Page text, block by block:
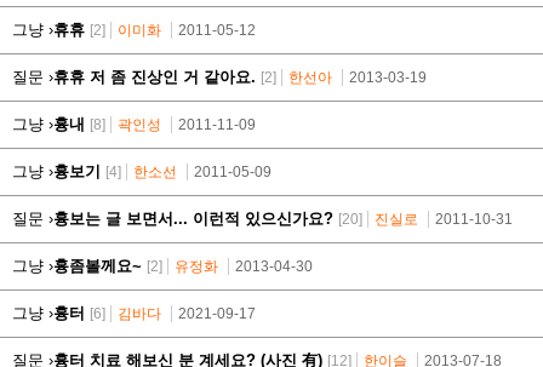
그냥 ›휴휴 [2] 이미화 2011-05-12
질문 ›휴휴 저 좀 진상인 거 같아요. [2] 한선아 2013-03-19
그냥 ›흉내 [8] 곽인성 2011-11-09
그냥 ›흉보기 [4] 한소선 2011-05-09
질문 ›흉보는 글 보면서... 이런적 있으신가요? [20] 진실로 2011-10-31
그냥 ›흉좀볼께요~ [2] 유정화 2013-04-30
그냥 ›흉터 [6] 김바다 2021-09-17
질문 ›흉터 치료 해보신 분 계세요? (사진 有) [12] 한이슬 2013-07-18